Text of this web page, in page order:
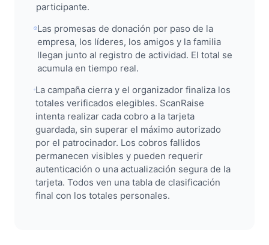
participante.
Las promesas de donación por paso de la
empresa, los líderes, los amigos y la familia
llegan junto al registro de actividad. El total se
acumula en tiempo real.
La campaña cierra y el organizador finaliza los
totales verificados elegibles. ScanRaise
intenta realizar cada cobro a la tarjeta
guardada, sin superar el máximo autorizado
por el patrocinador. Los cobros fallidos
permanecen visibles y pueden requerir
autenticación o una actualización segura de la
tarjeta. Todos ven una tabla de clasificación
final con los totales personales.